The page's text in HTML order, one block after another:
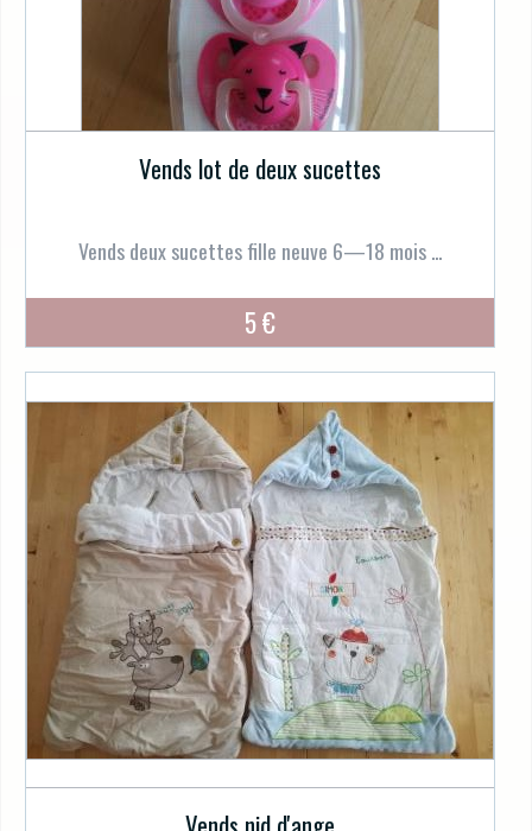
Vends lot de deux sucettes
Vends deux sucettes fille neuve 6—18 mois ...
5 €